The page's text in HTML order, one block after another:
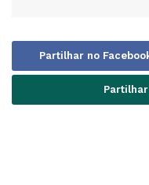
Partilhar no